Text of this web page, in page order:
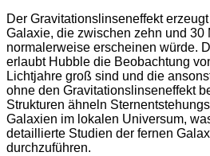
Der Gravitationslinseneffekt
Galaxie, die zwischen zehn und 30
normalerweise erscheinen würde.
erlaubt Hubble die Beobachtung
Lichtjahre groß sind und die
ohne den Gravitationslinseneffekt
Strukturen ähneln
Galaxien im lokalen Universum,
detaillierte Studien der fernen
durchzuführen.